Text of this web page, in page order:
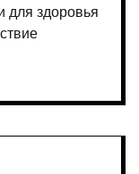
для здоровья